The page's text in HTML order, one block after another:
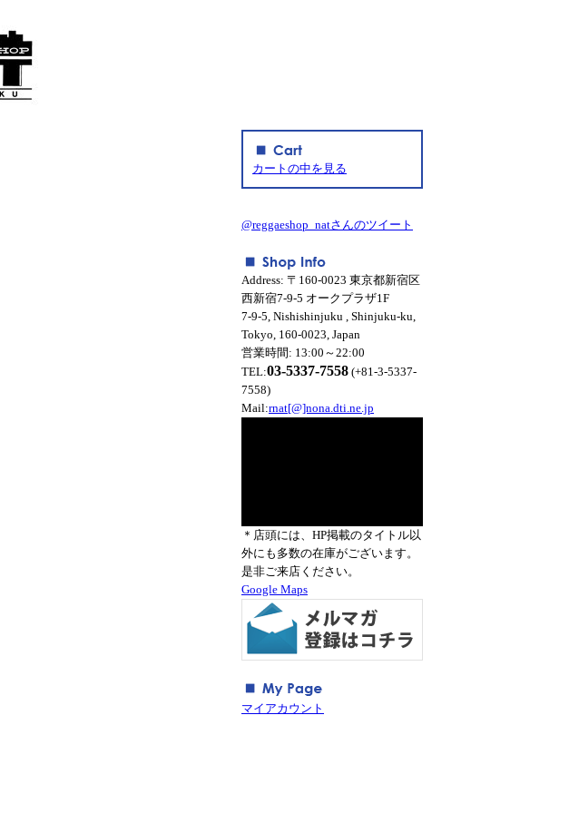
カートの中を見る
@reggaeshop_natさんのツイート
Address: 〒160-0023 東京都新宿区
西新宿7-9-5 オークプラザ1F
7-9-5, Nishishinjuku , Shinjuku-ku,
Tokyo, 160-0023, Japan
営業時間: 13:00～22:00
TEL:03-5337-7558 (+81-3-5337-
7558)
Mail:rnat[@]nona.dti.ne.jp
＊店頭には、HP掲載のタイトル以
外にも多数の在庫がございます。
是非ご来店ください。
Google Maps
マイアカウント